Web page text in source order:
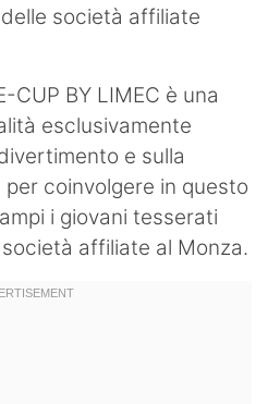
società affiliate
CUP BY LIMEC è una
esclusivamente
e sulla
coinvolgere in questo
i giovani tesserati
società affiliate al Monza.